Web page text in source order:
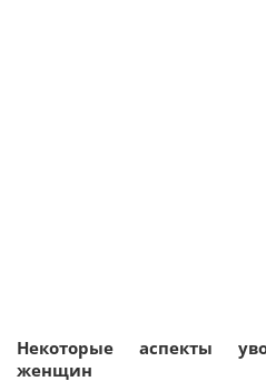
Некоторые аспекты
женщин